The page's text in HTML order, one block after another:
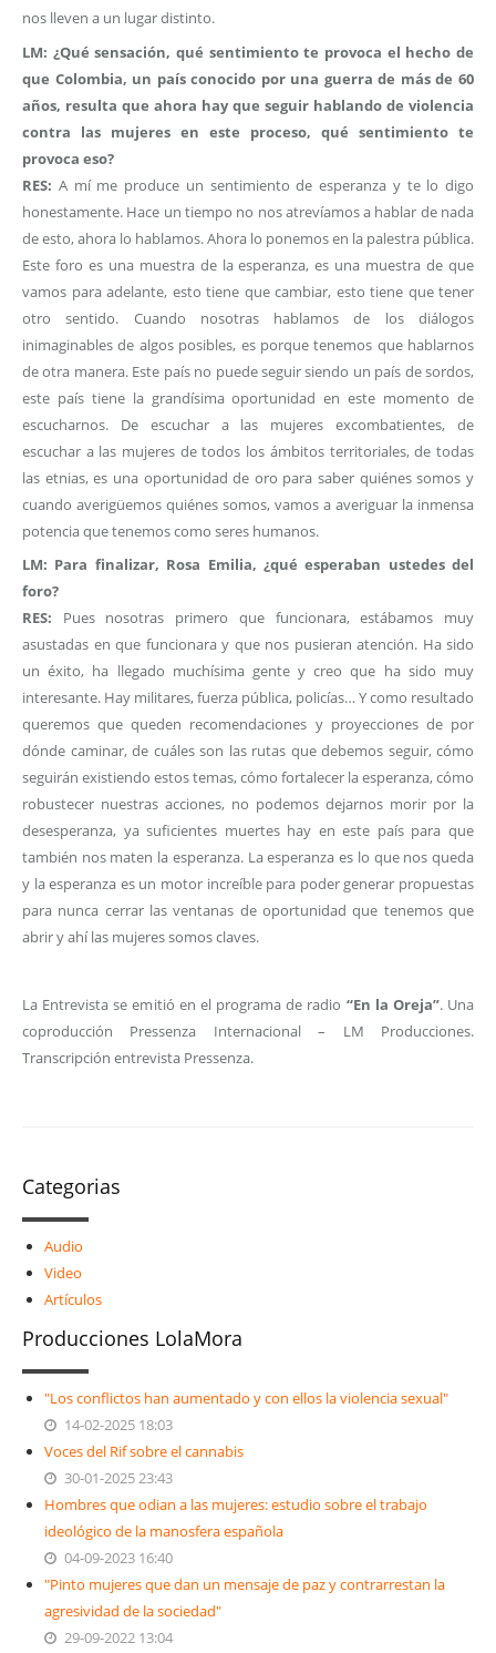
nos lleven a un lugar distinto.
LM: ¿Qué sensación, qué sentimiento te provoca el hecho de
que Colombia, un país conocido por una guerra de más de 60
años, resulta que ahora hay que seguir hablando de violencia
contra las mujeres en este proceso, qué sentimiento te
provoca eso?
RES: A mí me produce un sentimiento de esperanza y te lo digo
honestamente. Hace un tiempo no nos atrevíamos a hablar de nada
de esto, ahora lo hablamos. Ahora lo ponemos en la palestra pública.
Este foro es una muestra de la esperanza, es una muestra de que
vamos para adelante, esto tiene que cambiar, esto tiene que tener
otro sentido. Cuando nosotras hablamos de los diálogos
inimaginables de algos posibles, es porque tenemos que hablarnos
de otra manera. Este país no puede seguir siendo un país de sordos,
este país tiene la grandísima oportunidad en este momento de
escucharnos. De escuchar a las mujeres excombatientes, de
escuchar a las mujeres de todos los ámbitos territoriales, de todas
las etnias, es una oportunidad de oro para saber quiénes somos y
cuando averigüemos quiénes somos, vamos a averiguar la inmensa
potencia que tenemos como seres humanos.
LM: Para finalizar, Rosa Emilia, ¿qué esperaban ustedes del
foro?
RES: Pues nosotras primero que funcionara, estábamos muy
asustadas en que funcionara y que nos pusieran atención. Ha sido
un éxito, ha llegado muchísima gente y creo que ha sido muy
interesante. Hay militares, fuerza pública, policías… Y como resultado
queremos que queden recomendaciones y proyecciones de por
dónde caminar, de cuáles son las rutas que debemos seguir, cómo
seguirán existiendo estos temas, cómo fortalecer la esperanza, cómo
robustecer nuestras acciones, no podemos dejarnos morir por la
desesperanza, ya suficientes muertes hay en este país para que
también nos maten la esperanza. La esperanza es lo que nos queda
y la esperanza es un motor increíble para poder generar propuestas
para nunca cerrar las ventanas de oportunidad que tenemos que
abrir y ahí las mujeres somos claves.
La Entrevista se emitió en el programa de radio “En la Oreja”. Una
coproducción Pressenza Internacional – LM Producciones.
Transcripción entrevista Pressenza.
Categorias
Audio
Video
Artículos
Producciones LolaMora
"Los conflictos han aumentado y con ellos la violencia sexual"
14-02-2025 18:03
Voces del Rif sobre el cannabis
30-01-2025 23:43
Hombres que odian a las mujeres: estudio sobre el trabajo
ideológico de la manosfera española
04-09-2023 16:40
"Pinto mujeres que dan un mensaje de paz y contrarrestan la
agresividad de la sociedad"
29-09-2022 13:04